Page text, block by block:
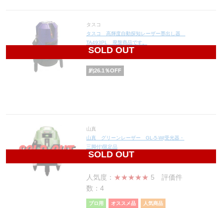
SOLD OUT
タスコ
タスコ 高輝度自動探知レーザー墨出し器
TA493PL 廃盤商品です。
93,850
約26.1 ％OFF
SOLD OUT
山真
山真 グリーンレーザー GL-5-W(受光器・
三脚付)限定品
49,900
人気度： ★★★★★ 5 評価件
数：4
プロ用 オススメ品 人気商品